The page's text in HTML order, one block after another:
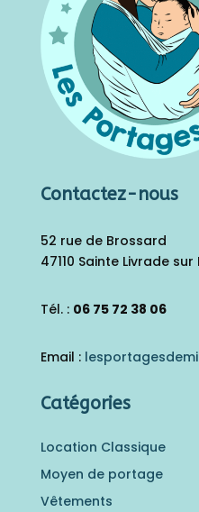
Contactez-nous
52 rue de Brossard
47110 Sainte Livrade sur
Tél. : 06 75 72 38 06
Email :
Catégories
Location Classique
Moyen de portage
Vêtements